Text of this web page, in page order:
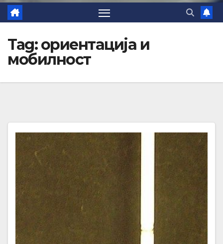
Tag:ориентација и
мобилност